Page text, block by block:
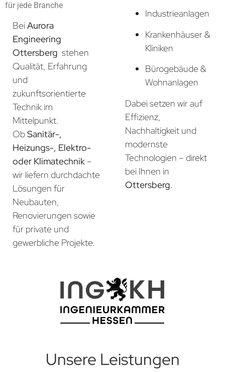
für jede Branche
BeiAurora
Engineering
Ottersberg stehen
Qualität, Erfahrung
und
zukunftsorientierte
Technik im
Mittelpunkt.
ObSanitär-,
Heizungs-, Elektro-
oder Klimatechnik –
wir liefern durchdachte
Lösungen für
Neubauten,
Renovierungen sowie
für private und
gewerbliche Projekte.
Industrieanlagen
Krankenhäuser &
Kliniken
Bürogebäude &
Wohnanlagen
Dabei setzen wir auf
Effizienz,
Nachhaltigkeit und
modernste
Technologien – direkt
bei Ihnen in
Ottersberg.
Unsere Leistungen